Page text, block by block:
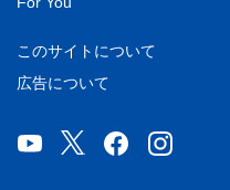
このサイトについて
広告について